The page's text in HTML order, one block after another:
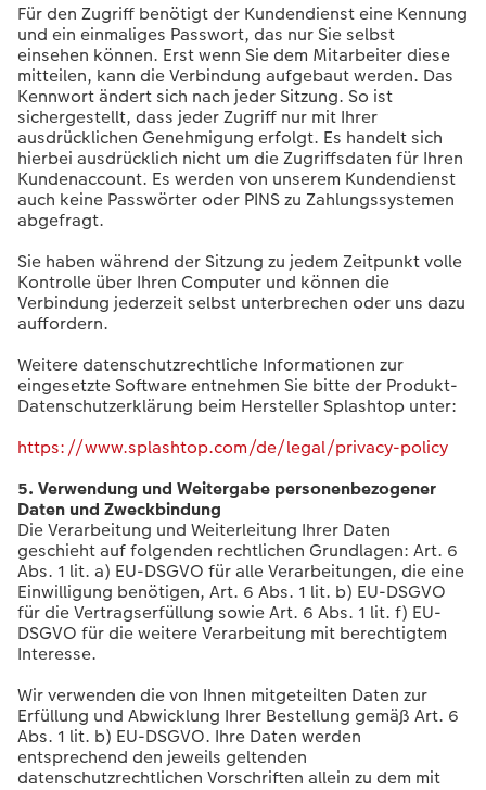
Für den Zugriff benötigt der Kundendienst eine Kennung
und ein einmaliges Passwort, das nur Sie selbst
einsehen können. Erst wenn Sie dem Mitarbeiter diese
mitteilen, kann die Verbindung aufgebaut werden. Das
Kennwort ändert sich nach jeder Sitzung. So ist
sichergestellt, dass jeder Zugriff nur mit Ihrer
ausdrücklichen Genehmigung erfolgt. Es handelt sich
hierbei ausdrücklich nicht um die Zugriffsdaten für Ihren
Kundenaccount. Es werden von unserem Kundendienst
auch keine Passwörter oder PINS zu Zahlungssystemen
abgefragt.
Sie haben während der Sitzung zu jedem Zeitpunkt volle
Kontrolle über Ihren Computer und können die
Verbindung jederzeit selbst unterbrechen oder uns dazu
auffordern.
Weitere datenschutzrechtliche Informationen zur
eingesetzte Software entnehmen Sie bitte der Produkt-
Datenschutzerklärung beim Hersteller Splashtop unter:
https://www.splashtop.com/de/legal/privacy-policy
5. Verwendung und Weitergabe personenbezogener
Daten und Zweckbindung
Die Verarbeitung und Weiterleitung Ihrer Daten
geschieht auf folgenden rechtlichen Grundlagen: Art. 6
Abs. 1 lit. a) EU-DSGVO für alle Verarbeitungen, die eine
Einwilligung benötigen, Art. 6 Abs. 1 lit. b) EU-DSGVO
für die Vertragserfüllung sowie Art. 6 Abs. 1 lit. f) EU-
DSGVO für die weitere Verarbeitung mit berechtigtem
Interesse.
Wir verwenden die von Ihnen mitgeteilten Daten zur
Erfüllung und Abwicklung Ihrer Bestellung gemäß Art. 6
Abs. 1 lit. b) EU-DSGVO. Ihre Daten werden
entsprechend den jeweils geltenden
datenschutzrechtlichen Vorschriften allein zu dem mit